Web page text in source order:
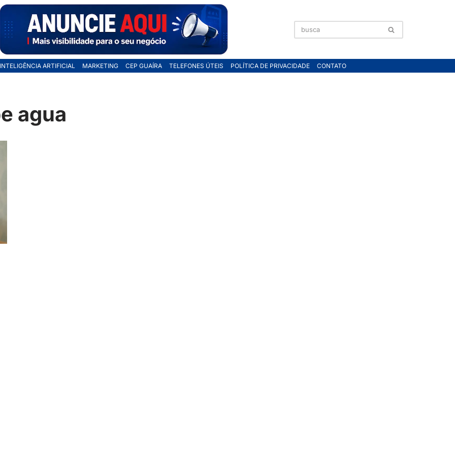
INTELIGÊNCIA ARTIFICIAL MARKETING CEP GUAÍRA TELEFONES ÚTEIS POLÍTICA DE PRIVACIDADE CONTATO
agua